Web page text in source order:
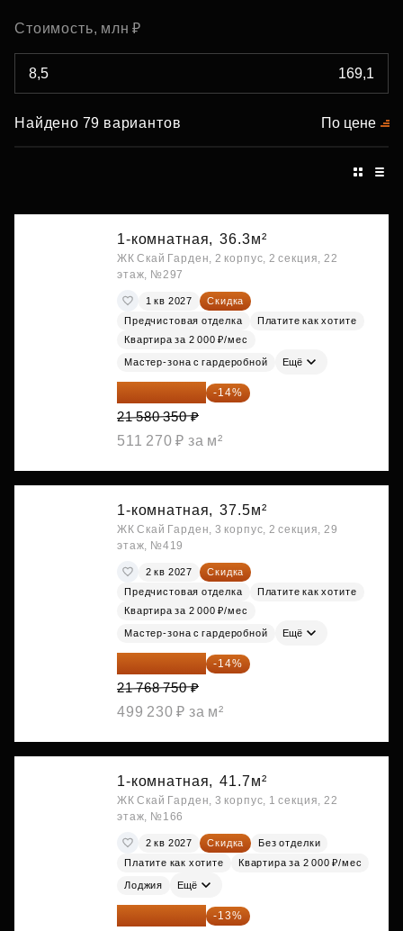
Стоимость, млн ₽
Найдено 79 вариантов По цене
1-комнатная, 36.3м²
ЖК Скай Гарден, 2 корпус, 2 секция, 22
этаж, №297
1 кв 2027
Скидка
Предчистовая отделка
Платите как хотите
Квартира за 2 000 ₽/мес
Мастер-зона с гардеробной Ещё
18 559 101 ₽ -14%
21 580 350 ₽
511 270 ₽ за м²
1-комнатная, 37.5м²
ЖК Скай Гарден, 3 корпус, 2 секция, 29
этаж, №419
2 кв 2027
Скидка
Предчистовая отделка
Платите как хотите
Квартира за 2 000 ₽/мес
Мастер-зона с гардеробной Ещё
18 721 125 ₽ -14%
21 768 750 ₽
499 230 ₽ за м²
1-комнатная, 41.7м²
ЖК Скай Гарден, 3 корпус, 1 секция, 22
этаж, №166
2 кв 2027 Скидка
Без отделки
Платите как хотите
Квартира за 2 000 ₽/мес
Лоджия Ещё
19 064 615 ₽ -13%